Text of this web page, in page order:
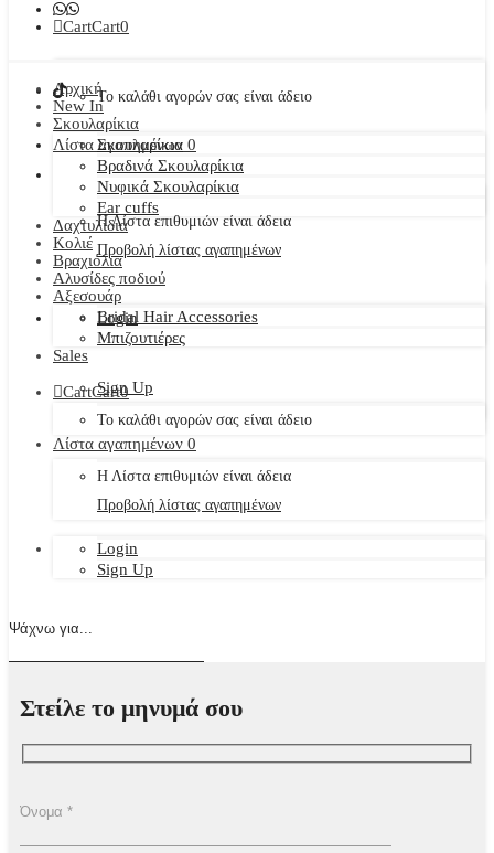
CartCart0
Το καλάθι αγορών σας είναι άδειο
Λίστα αγαπημένων 0
Η Λίστα επιθυμιών είναι άδεια
Προβολή λίστας αγαπημένων
Login
Sign Up
Αρχική
New In
Σκουλαρίκια
Σκουλαρίκια
Βραδινά Σκουλαρίκια
Νυφικά Σκουλαρίκια
Ear cuffs
Δαχτυλίδια
Κολιέ
Βραχιόλια
Αλυσίδες ποδιού
Αξεσουάρ
Bridal Hair Accessories
Μπιζουτιέρες
Sales
CartCart0
Το καλάθι αγορών σας είναι άδειο
Λίστα αγαπημένων 0
Η Λίστα επιθυμιών είναι άδεια
Προβολή λίστας αγαπημένων
Login
Sign Up
Στείλε το μηνυμά σου